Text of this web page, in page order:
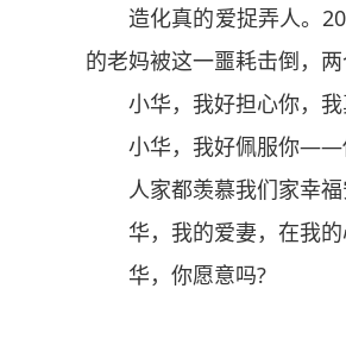
造化真的爱捉弄人。
的老妈被这一噩耗击倒，两
小华，我好担心你，我
小华，我好佩服你――你
人家都羡慕我们家幸福
华，我的爱妻，在我的
华，你愿意吗?